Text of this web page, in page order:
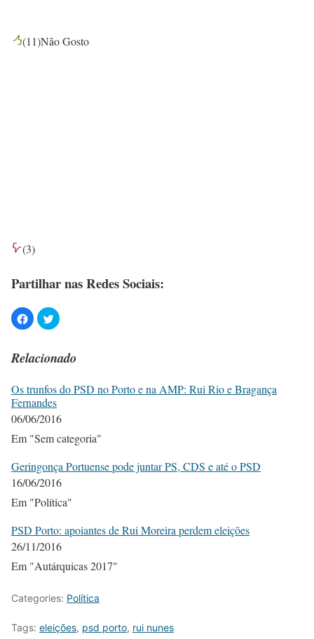
(11)Não Gosto
(3)
Partilhar nas Redes Sociais:
Relacionado
Os trunfos do PSD no Porto e na AMP: Rui Rio e Bragança
Fernandes
06/06/2016
Em "Sem categoria"
Geringonça Portuense pode juntar PS, CDS e até o PSD
16/06/2016
Em "Política"
PSD Porto: apoiantes de Rui Moreira perdem eleições
26/11/2016
Em "Autárquicas 2017"
Categories: Política
Tags: eleições, psd porto, rui nunes